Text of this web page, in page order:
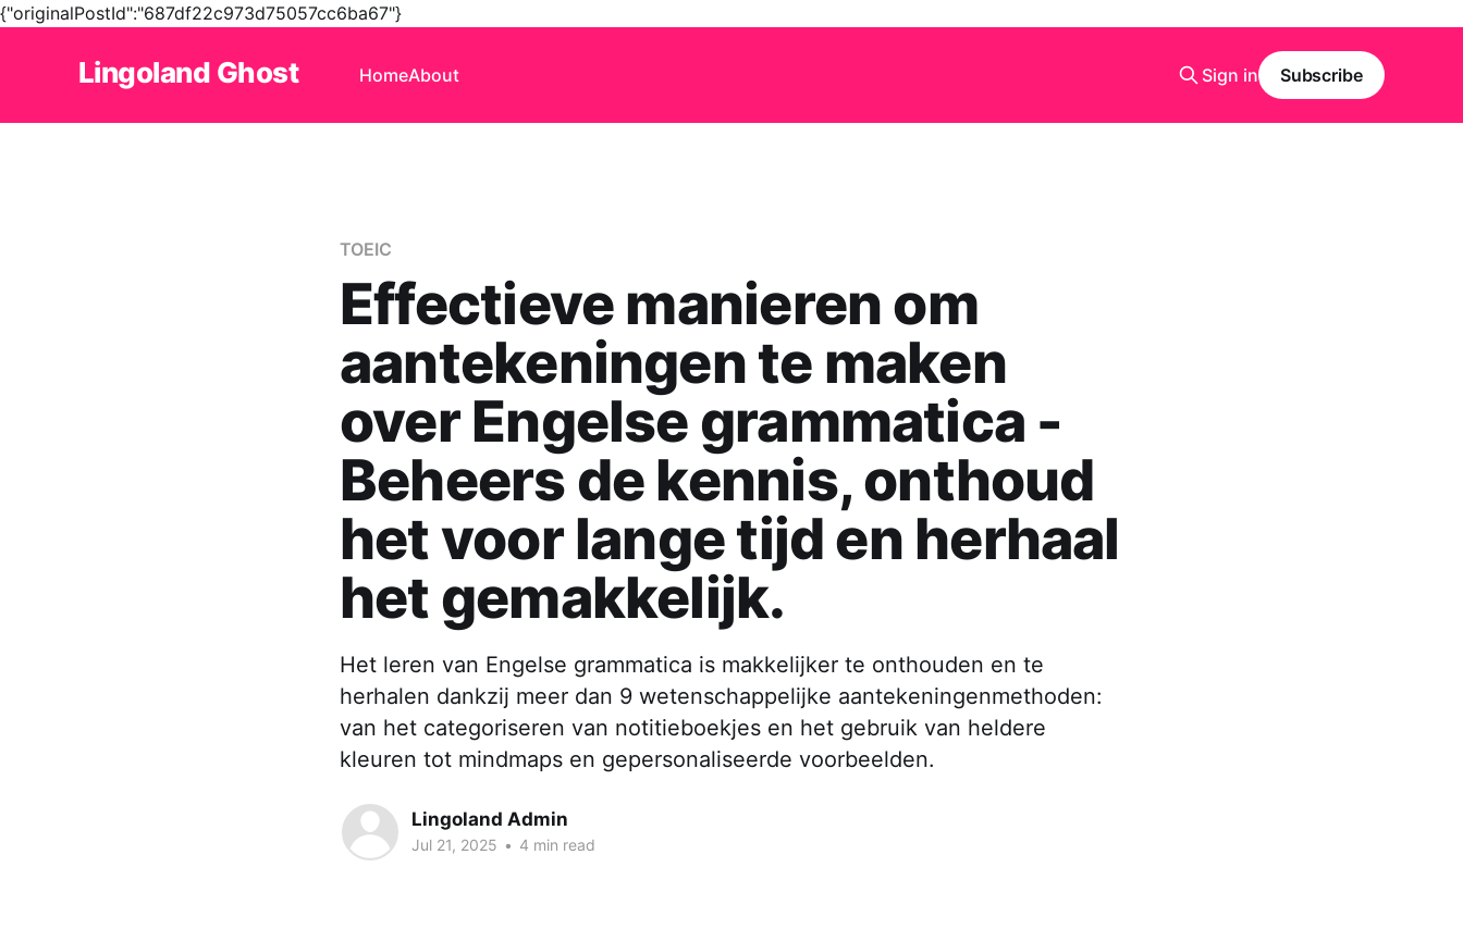
{"originalPostId":"687df22c973d75057cc6ba67"}
Lingoland Ghost HomeAbout Sign in Subscribe
TOEIC
Effectieve manieren om
aantekeningen te maken
over Engelse grammatica -
Beheers de kennis, onthoud
het voor lange tijd en herhaal
het gemakkelijk.
Het leren van Engelse grammatica is makkelijker te onthouden en te
herhalen dankzij meer dan 9 wetenschappelijke aantekeningenmethoden:
van het categoriseren van notitieboekjes en het gebruik van heldere
kleuren tot mindmaps en gepersonaliseerde voorbeelden.
Lingoland Admin
Jul 21, 2025 • 4 min read